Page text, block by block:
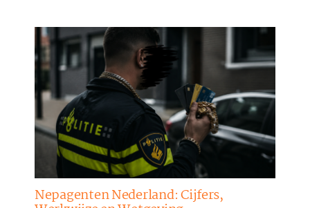
Nepagenten Nederland: Cijfers,